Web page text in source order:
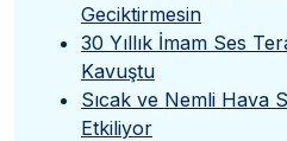
Geciktirmesin
30 Yıllık İmam Ses
Kavuştu
Sıcak ve Nemli Hava
Etkiliyor